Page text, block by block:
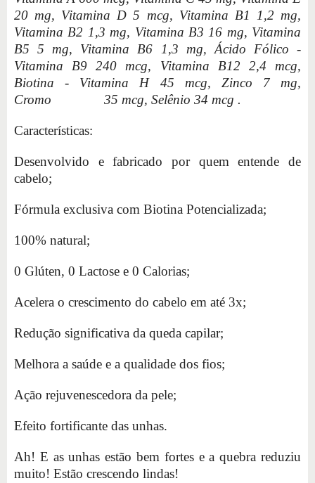
20 mg, Vitamina D 5 mcg, Vitamina B1 1,2 mg,
Vitamina B2 1,3 mg, Vitamina B3 16 mg, Vitamina
B5 5 mg, Vitamina B6 1,3 mg, Ácido Fólico -
Vitamina B9 240 mcg, Vitamina B12 2,4 mcg,
Biotina - Vitamina H 45 mcg, Zinco 7 mg,
Cromo 35 mcg, Selênio 34 mcg .
Características:
Desenvolvido e fabricado por quem entende de
cabelo;
Fórmula exclusiva com Biotina Potencializada;
100% natural;
0 Glúten, 0 Lactose e 0 Calorias;
Acelera o crescimento do cabelo em até 3x;
Redução significativa da queda capilar;
Melhora a saúde e a qualidade dos fios;
Ação rejuvenescedora da pele;
Efeito fortificante das unhas.
Ah! E as unhas estão bem fortes e a quebra reduziu
muito! Estão crescendo lindas!